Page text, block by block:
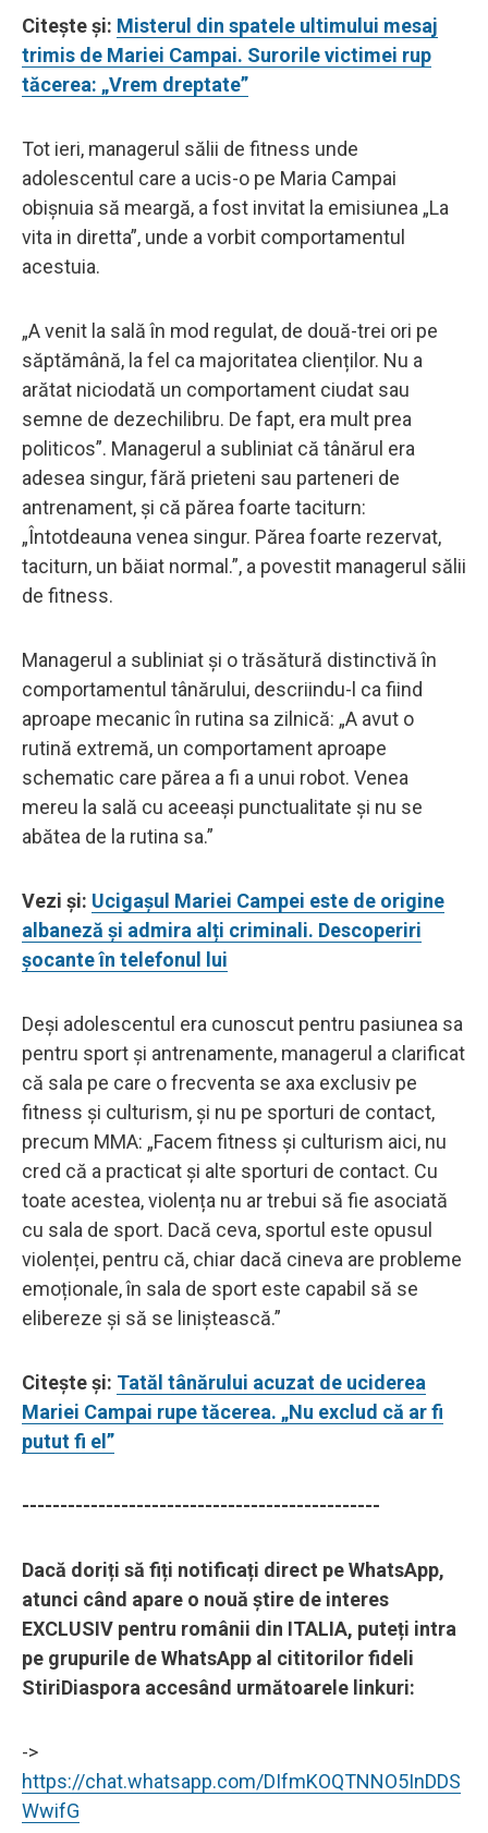
Citește și: Misterul din spatele ultimului mesaj
trimis de Mariei Campai. Surorile victimei rup
tăcerea: „Vrem dreptate”
Tot ieri, managerul sălii de fitness unde
adolescentul care a ucis-o pe Maria Campai
obișnuia să meargă, a fost invitat la emisiunea „La
vita in diretta”, unde a vorbit comportamentul
acestuia.
„A venit la sală în mod regulat, de două-trei ori pe
săptămână, la fel ca majoritatea clienților. Nu a
arătat niciodată un comportament ciudat sau
semne de dezechilibru. De fapt, era mult prea
politicos”. Managerul a subliniat că tânărul era
adesea singur, fără prieteni sau parteneri de
antrenament, și că părea foarte taciturn:
„Întotdeauna venea singur. Părea foarte rezervat,
taciturn, un băiat normal.”, a povestit managerul sălii
de fitness.
Managerul a subliniat și o trăsătură distinctivă în
comportamentul tânărului, descriindu-l ca fiind
aproape mecanic în rutina sa zilnică: „A avut o
rutină extremă, un comportament aproape
schematic care părea a fi a unui robot. Venea
mereu la sală cu aceeași punctualitate și nu se
abătea de la rutina sa.”
Vezi și: Ucigașul Mariei Campei este de origine
albaneză și admira alți criminali. Descoperiri
șocante în telefonul lui
Deși adolescentul era cunoscut pentru pasiunea sa
pentru sport și antrenamente, managerul a clarificat
că sala pe care o frecventa se axa exclusiv pe
fitness și culturism, și nu pe sporturi de contact,
precum MMA: „Facem fitness și culturism aici, nu
cred că a practicat și alte sporturi de contact. Cu
toate acestea, violența nu ar trebui să fie asociată
cu sala de sport. Dacă ceva, sportul este opusul
violenței, pentru că, chiar dacă cineva are probleme
emoționale, în sala de sport este capabil să se
elibereze și să se liniștească.”
Citește și: Tatăl tânărului acuzat de uciderea
Mariei Campai rupe tăcerea. „Nu exclud că ar fi
putut fi el”
-----------------------------------------------
Dacă doriți să fiți notificați direct pe WhatsApp,
atunci când apare o nouă știre de interes
EXCLUSIV pentru românii din ITALIA, puteți intra
pe grupurile de WhatsApp al cititorilor fideli
StiriDiaspora accesând următoarele linkuri:
->
https://chat.whatsapp.com/DIfmKOQTNNO5InDDS
WwifG